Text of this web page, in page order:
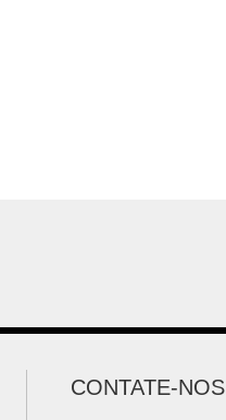
CONTATE-NOS